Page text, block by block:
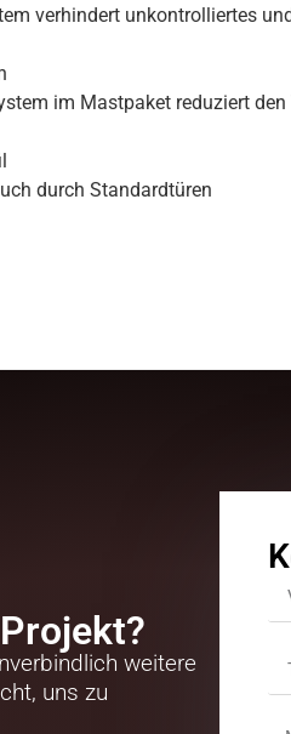
verhindert unkontrolliertes
im Mastpaket reduziert
durch Standardtüren
weitere
uns zu